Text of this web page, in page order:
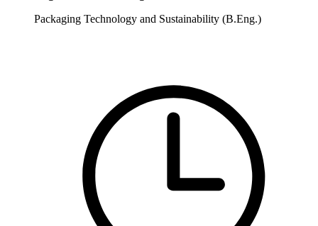
Packaging Technology and Sustainability (B.Eng.)